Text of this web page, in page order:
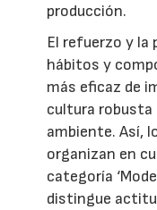
producción.
El refuerzo y la
hábitos y
más eficaz de
cultura robusta
ambiente. Así,
organizan en
categoría
distingue